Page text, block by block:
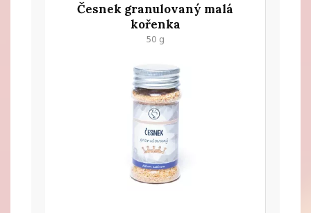
Česnek granulovaný malá
kořenka
50 g